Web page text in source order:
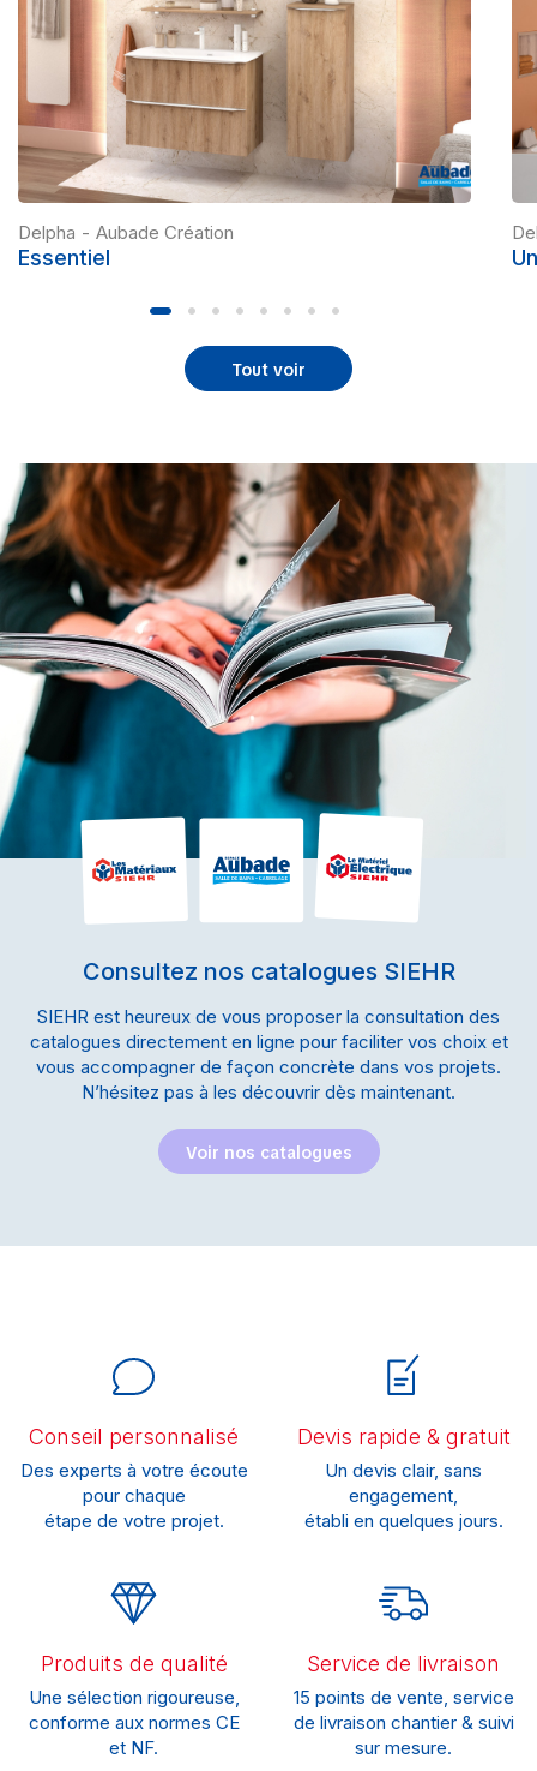
Delpha - Aubade Création
Essentiel
Tout voir
Consultez nos catalogues SIEHR
SIEHR est heureux de vous proposer la consultation des
catalogues directement en ligne pour faciliter vos choix et
vous accompagner de façon concrète dans vos projets.
N’hésitez pas à les découvrir dès maintenant.
Voir nos catalogues
Conseil personnalisé
Des experts à votre écoute
pour chaque
étape de votre projet.
Devis rapide & gratuit
Un devis clair, sans
engagement,
établi en quelques jours.
Produits de qualité
Une sélection rigoureuse,
conforme aux normes CE
et NF.
Service de livraison
15 points de vente, service
de livraison chantier & suivi
sur mesure.